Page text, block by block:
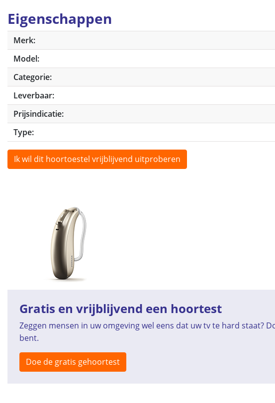
Eigenschappen
Merk:
Model:
Categorie:
Leverbaar:
Prijsindicatie:
Type:
Ik wil dit hoortoestel vrijblijvend uitproberen
Gratis en vrijblijvend een hoortest
Zeggen mensen in uw omgeving wel eens dat uw tv te hard staat?
bent.
Doe de gratis gehoortest